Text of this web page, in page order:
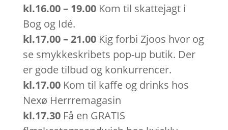
kl.16.00 – 19.00Kom til skattejagt i
Bog og Idé.
kl.17.00 – 21.00Kig forbi Zjoos hvor og
se smykkeskribets pop-up butik. Der
er gode tilbud og konkurrencer.
kl.17.00Kom til kaffe og drinks hos
Nexø Herrremagasin
kl.17.30Få en GRATIS